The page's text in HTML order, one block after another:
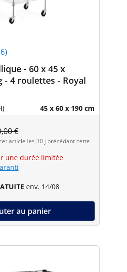
- 60 x 45 x
- 4 roulettes - Royal
45 x 60 x 190 cm
€
article les 30 j précédant cette
une durée limitée
env. 14/08
au panier